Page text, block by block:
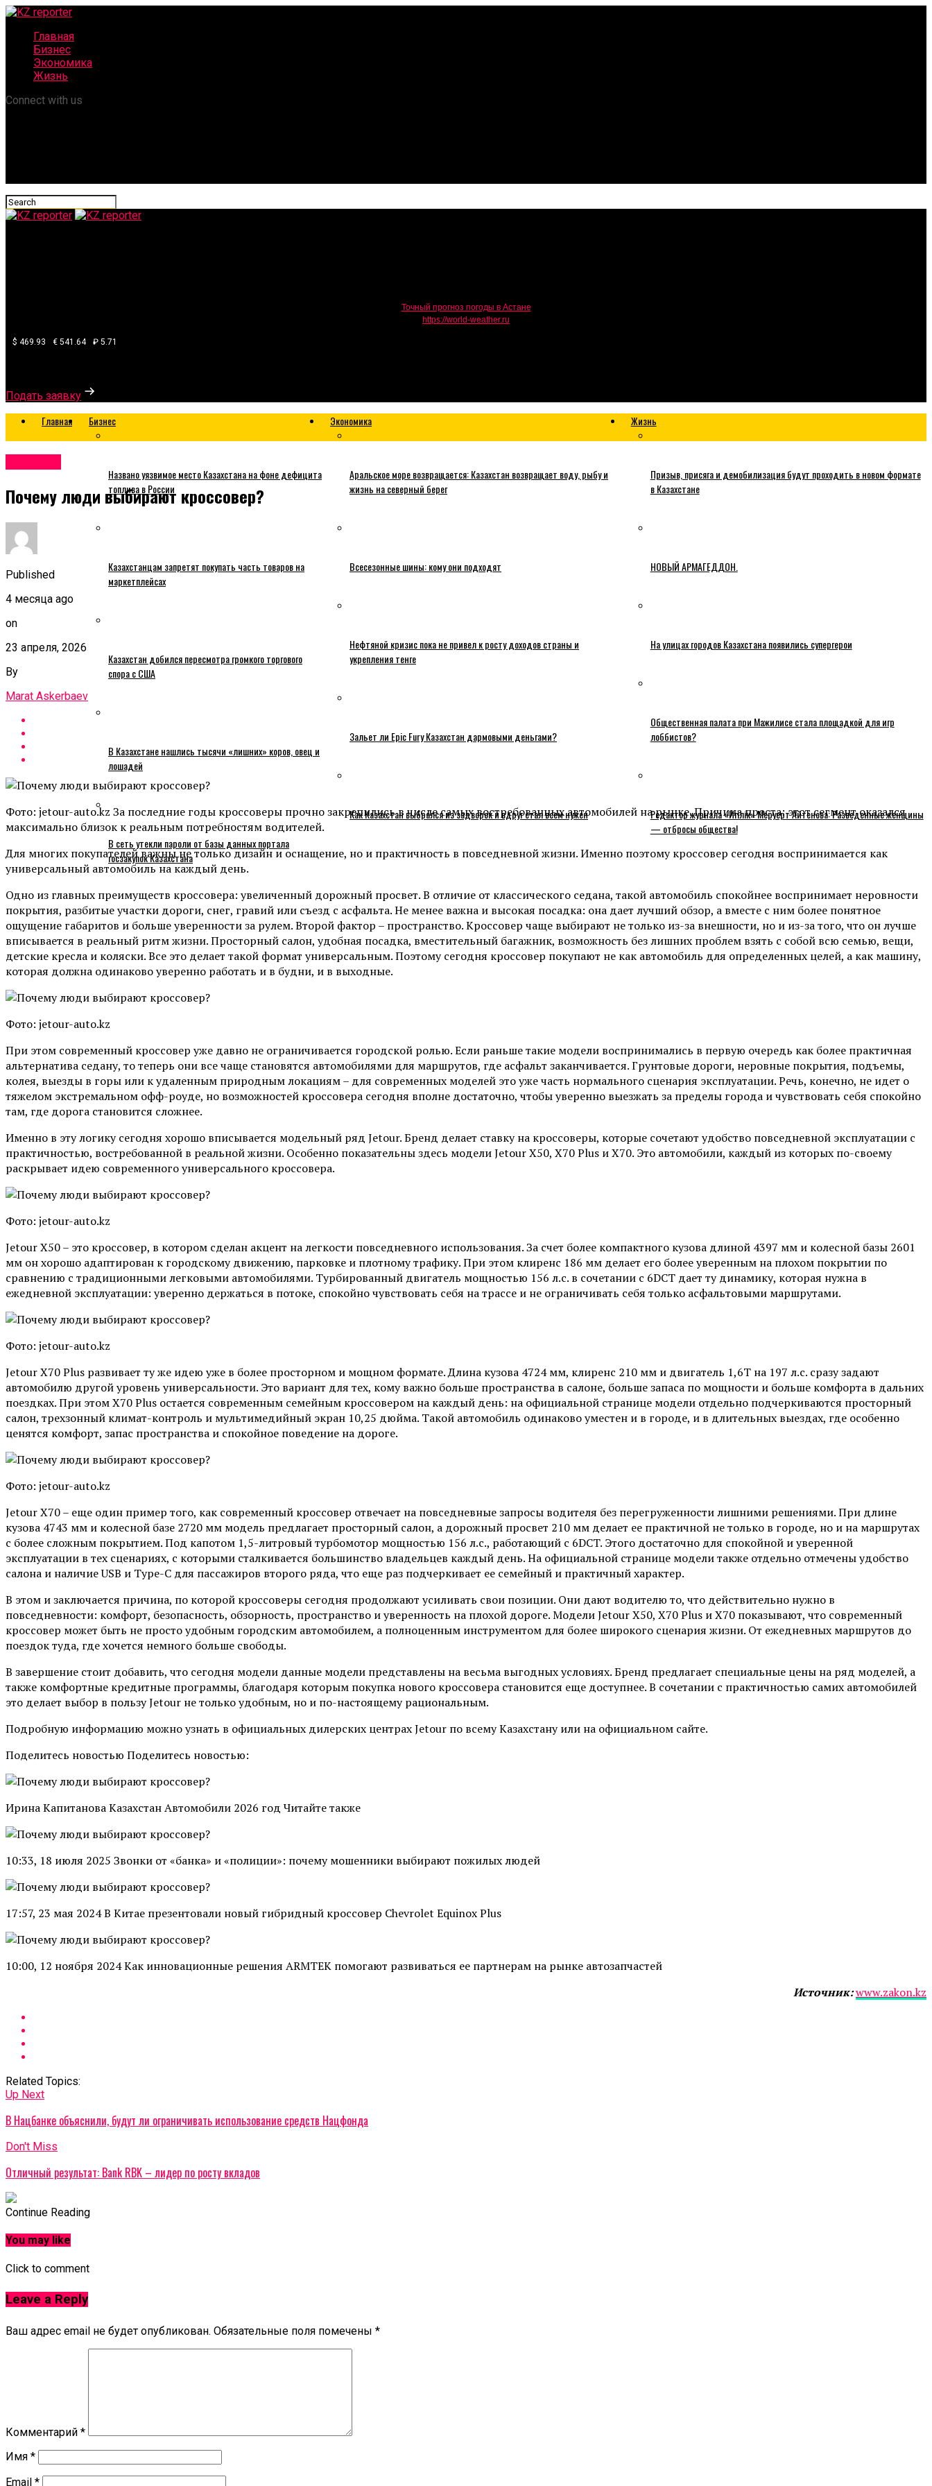
Главная
Бизнес
Экономика
Жизнь
Connect with us
Точный прогноз погоды в Астане
https://world-weather.ru
$ 469.93 € 541.64 ₽ 5.71
Подать заявку
Главная Бизнес
Названо уязвимое место Казахстана на фоне дефицита
топлива в России
Казахстанцам запретят покупать часть товаров на
маркетплейсах
Казахстан добился пересмотра громкого торгового
спора с США
В Казахстане нашлись тысячи «лишних» коров, овец и
лошадей
В сеть утекли пароли от базы данных портала
госзакупок Казахстана
Экономика
Аральское море возвращается: Казахстан возвращает воду, рыбу и
жизнь на северный берег
Всесезонные шины: кому они подходят
Нефтяной кризис пока не привел к росту доходов страны и
укрепления тенге
Зальет ли Epic Fury Казахстан дармовыми деньгами?
Как Казахстан выбрался из задворок и вдруг стал всем нужен
Жизнь
Призыв, присяга и демобилизация будут проходить в новом формате
в Казахстане
НОВЫЙ АРМАГЕДДОН.
На улицах городов Казахстана появились супергерои
Общественная палата при Мажилисе стала площадкой для игр
лоббистов?
Редактор журнала «Игілік» Меруерт Айтенова: Разведенные женщины
— отбросы общества!
Почему люди выбирают кроссовер?
Published
4 месяца ago
on
23 апреля, 2026
By
Marat Askerbaev
Фото: jetour-auto.kz За последние годы кроссоверы прочно закрепились в числе самых востребованных автомобилей на рынке. Причина проста: этот сегмент оказался
максимально близок к реальным потребностям водителей.
Для многих покупателей важны не только дизайн и оснащение, но и практичность в повседневной жизни. Именно поэтому кроссовер сегодня воспринимается как
универсальный автомобиль на каждый день.
Одно из главных преимуществ кроссовера: увеличенный дорожный просвет. В отличие от классического седана, такой автомобиль спокойнее воспринимает неровности
покрытия, разбитые участки дороги, снег, гравий или съезд с асфальта. Не менее важна и высокая посадка: она дает лучший обзор, а вместе с ним более понятное
ощущение габаритов и больше уверенности за рулем. Второй фактор – пространство. Кроссовер чаще выбирают не только из-за внешности, но и из-за того, что он лучше
вписывается в реальный ритм жизни. Просторный салон, удобная посадка, вместительный багажник, возможность без лишних проблем взять с собой всю семью, вещи,
детские кресла и коляски. Все это делает такой формат универсальным. Поэтому сегодня кроссовер покупают не как автомобиль для определенных целей, а как машину,
которая должна одинаково уверенно работать и в будни, и в выходные.
Фото: jetour-auto.kz
При этом современный кроссовер уже давно не ограничивается городской ролью. Если раньше такие модели воспринимались в первую очередь как более практичная
альтернатива седану, то теперь они все чаще становятся автомобилями для маршрутов, где асфальт заканчивается. Грунтовые дороги, неровные покрытия, подъемы,
колея, выезды в горы или к удаленным природным локациям – для современных моделей это уже часть нормального сценария эксплуатации. Речь, конечно, не идет о
тяжелом экстремальном офф-роуде, но возможностей кроссовера сегодня вполне достаточно, чтобы уверенно выезжать за пределы города и чувствовать себя спокойно
там, где дорога становится сложнее.
Именно в эту логику сегодня хорошо вписывается модельный ряд Jetour. Бренд делает ставку на кроссоверы, которые сочетают удобство повседневной эксплуатации с
практичностью, востребованной в реальной жизни. Особенно показательны здесь модели Jetour X50, X70 Plus и X70. Это автомобили, каждый из которых по-своему
раскрывает идею современного универсального кроссовера.
Фото: jetour-auto.kz
Jetour X50 – это кроссовер, в котором сделан акцент на легкости повседневного использования. За счет более компактного кузова длиной 4397 мм и колесной базы 2601
мм он хорошо адаптирован к городскому движению, парковке и плотному трафику. При этом клиренс 186 мм делает его более уверенным на плохом покрытии по
сравнению с традиционными легковыми автомобилями. Турбированный двигатель мощностью 156 л.с. в сочетании с 6DCT дает ту динамику, которая нужна в
ежедневной эксплуатации: уверенно держаться в потоке, спокойно чувствовать себя на трассе и не ограничивать себя только асфальтовыми маршрутами.
Фото: jetour-auto.kz
Jetour X70 Plus развивает ту же идею уже в более просторном и мощном формате. Длина кузова 4724 мм, клиренс 210 мм и двигатель 1,6Т на 197 л.с. сразу задают
автомобилю другой уровень универсальности. Это вариант для тех, кому важно больше пространства в салоне, больше запаса по мощности и больше комфорта в дальних
поездках. При этом X70 Plus остается современным семейным кроссовером на каждый день: на официальной странице модели отдельно подчеркиваются просторный
салон, трехзонный климат-контроль и мультимедийный экран 10,25 дюйма. Такой автомобиль одинаково уместен и в городе, и в длительных выездах, где особенно
ценятся комфорт, запас пространства и спокойное поведение на дороге.
Фото: jetour-auto.kz
Jetour X70 – еще один пример того, как современный кроссовер отвечает на повседневные запросы водителя без перегруженности лишними решениями. При длине
кузова 4743 мм и колесной базе 2720 мм модель предлагает просторный салон, а дорожный просвет 210 мм делает ее практичной не только в городе, но и на маршрутах
с более сложным покрытием. Под капотом 1,5-литровый турбомотор мощностью 156 л.с., работающий с 6DCT. Этого достаточно для спокойной и уверенной
эксплуатации в тех сценариях, с которыми сталкивается большинство владельцев каждый день. На официальной странице модели также отдельно отмечены удобство
салона и наличие USB и Type-C для пассажиров второго ряда, что еще раз подчеркивает ее семейный и практичный характер.
В этом и заключается причина, по которой кроссоверы сегодня продолжают усиливать свои позиции. Они дают водителю то, что действительно нужно в
повседневности: комфорт, безопасность, обзорность, пространство и уверенность на плохой дороге. Модели Jetour X50, X70 Plus и X70 показывают, что современный
кроссовер может быть не просто удобным городским автомобилем, а полноценным инструментом для более широкого сценария жизни. От ежедневных маршрутов до
поездок туда, где хочется немного больше свободы.
В завершение стоит добавить, что сегодня модели данные модели представлены на весьма выгодных условиях. Бренд предлагает специальные цены на ряд моделей, а
также комфортные кредитные программы, благодаря которым покупка нового кроссовера становится еще доступнее. В сочетании с практичностью самих автомобилей
это делает выбор в пользу Jetour не только удобным, но и по-настоящему рациональным.
Подробную информацию можно узнать в официальных дилерских центрах Jetour по всему Казахстану или на официальном сайте.
Поделитесь новостью Поделитесь новостью:
Ирина Капитанова Казахстан Автомобили 2026 год Читайте также
10:33, 18 июля 2025 Звонки от «банка» и «полиции»: почему мошенники выбирают пожилых людей
17:57, 23 мая 2024 В Китае презентовали новый гибридный кроссовер Chevrolet Equinox Plus
10:00, 12 ноября 2024 Как инновационные решения ARMTEK помогают развиваться ее партнерам на рынке автозапчастей
Источник:www.zakon.kz
Related Topics:
Up Next
В Нацбанке объяснили, будут ли ограничивать использование средств Нацфонда
Don't Miss
Отличный результат: Bank RBK – лидер по росту вкладов
Continue Reading
You may like
Click to comment
Leave a Reply
Ваш адрес email не будет опубликован. Обязательные поля помечены *
Комментарий *
Имя *
Email *